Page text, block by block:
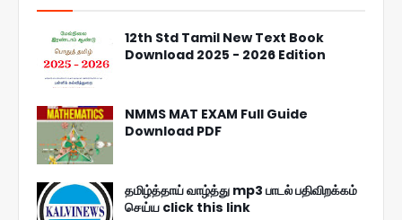
12th Std Tamil New Text Book
Download 2025 - 2026 Edition
NMMS MAT EXAM Full Guide
Download PDF
தமிழ்த்தாய் வாழ்த்து mp3 பாடல் பதிவிறக்கம்
செய்ய click this link